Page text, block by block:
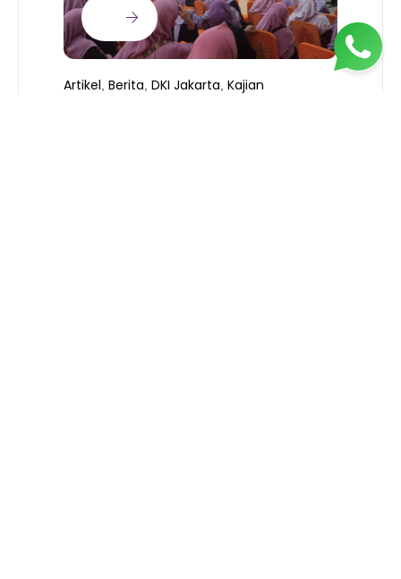
Artikel Berita DKI Jakarta Kajian